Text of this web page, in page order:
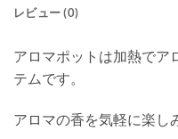
レビュー (0)
アロマポットは加熱でア
テムです。
アロマの香を気軽に楽し